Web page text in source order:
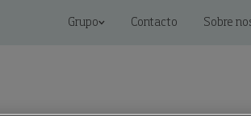
Grupo Contacto Sobre